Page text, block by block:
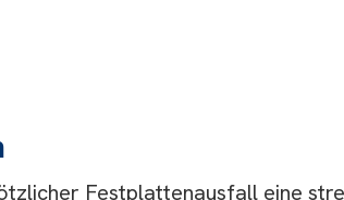
Festplattenausfall eine